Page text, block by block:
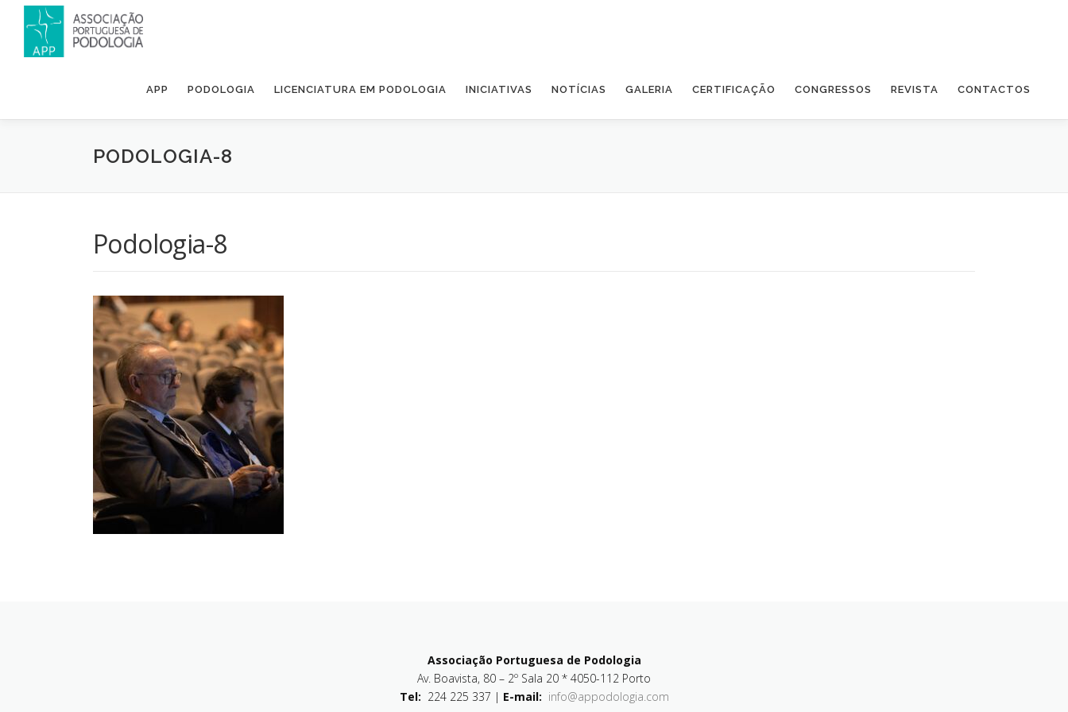
APP PODOLOGIA LICENCIATURA EM PODOLOGIA INICIATIVAS NOTÍCIAS GALERIA CERTIFICAÇÃO CONGRESSOS REVISTA CONTACTOS
PODOLOGIA-8
Podologia-8
Associação Portuguesa de Podologia
Av. Boavista, 80 – 2º Sala 20 * 4050-112 Porto
Tel: 224 225 337 | E-mail: info@appodologia.com